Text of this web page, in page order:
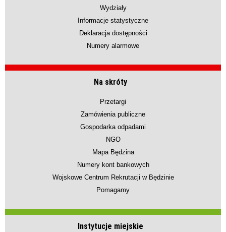
Wydziały
Informacje statystyczne
Deklaracja dostępności
Numery alarmowe
Na skróty
Przetargi
Zamówienia publiczne
Gospodarka odpadami
NGO
Mapa Będzina
Numery kont bankowych
Wojskowe Centrum Rekrutacji w Będzinie
Pomagamy
Instytucje miejskie